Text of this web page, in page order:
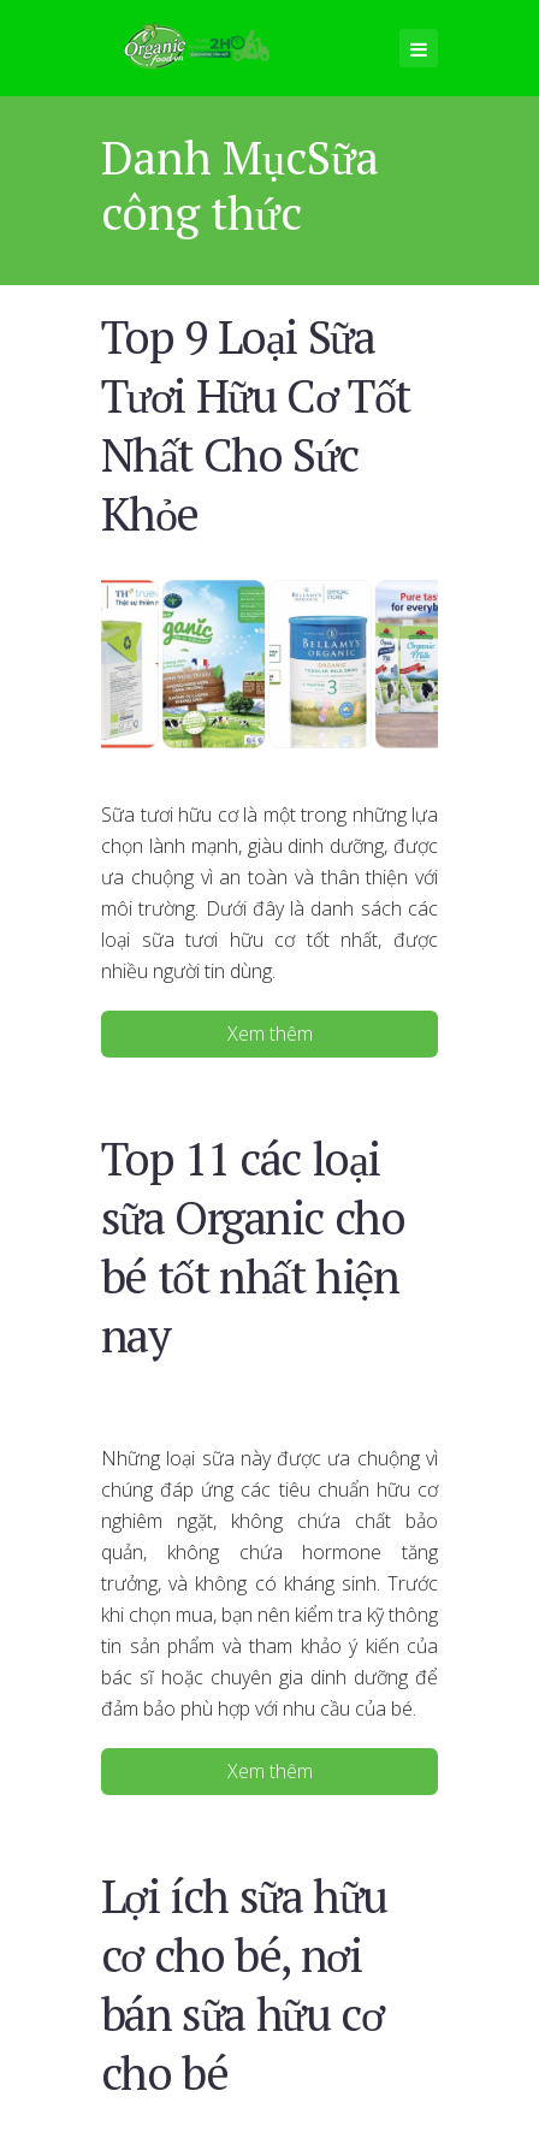
Danh MụcSữa
công thức
Top 9 Loại Sữa
Tươi Hữu Cơ Tốt
Nhất Cho Sức
Khỏe
Sữa tươi hữu cơ là một trong những lựa
chọn lành mạnh, giàu dinh dưỡng, được
ưa chuộng vì an toàn và thân thiện với
môi trường. Dưới đây là danh sách các
loại sữa tươi hữu cơ tốt nhất, được
nhiều người tin dùng.
Xem thêm
Top 11 các loại
sữa Organic cho
bé tốt nhất hiện
nay
Những loại sữa này được ưa chuộng vì
chúng đáp ứng các tiêu chuẩn hữu cơ
nghiêm ngặt, không chứa chất bảo
quản, không chứa hormone tăng
trưởng, và không có kháng sinh. Trước
khi chọn mua, bạn nên kiểm tra kỹ thông
tin sản phẩm và tham khảo ý kiến của
bác sĩ hoặc chuyên gia dinh dưỡng để
đảm bảo phù hợp với nhu cầu của bé.
Xem thêm
Lợi ích sữa hữu
cơ cho bé, nơi
bán sữa hữu cơ
cho bé